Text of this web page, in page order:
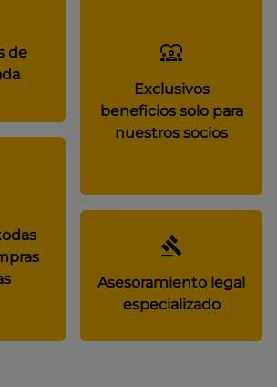
de
Exclusivos
beneficios solo para
nuestros socios
Asesoramiento legal
especializado